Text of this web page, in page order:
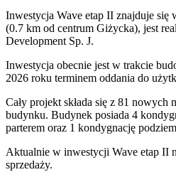
Inwestycja Wave etap II znajduje
(0.7 km od centrum Giżycka), jest
Development Sp. J.
Inwestycja obecnie jest w trakcie
2026 roku terminem oddania do
Cały projekt składa się z 81 nowych
budynku. Budynek posiada 4
parterem oraz 1 kondygnację
Aktualnie w inwestycji Wave etap II
sprzedaży.